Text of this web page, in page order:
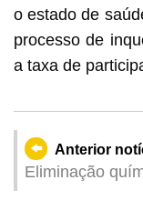
o estado de
processo de
a taxa de
Anterior
Eliminação